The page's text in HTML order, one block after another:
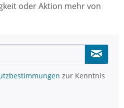
oder Aktion mehr von
zur Kenntnis